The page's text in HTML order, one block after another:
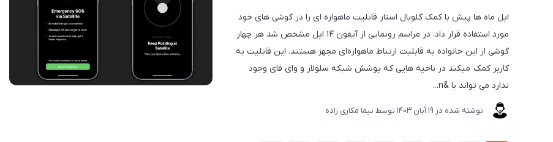
اپل ماه ها پیش با کمک گلوبال استار قابلیت ماهواره ای را در گوشی های خود
مورد استفاده قرار داد. در مراسم رونمایی از آیفون ۱۴ اپل مشخص شد هر چهار
گوشی از این خانواده به قابلیت ارتباط ماهواره‌ای مجهز هستند. این قابلیت به
کاربر کمک میکند در ناحیه هایی که پوشش شبکه سلولار و وای فای وجود
ندارد می تواند با &n...
نوشته شده در 19 آبان 1403 توسط نیما مکاری زاده